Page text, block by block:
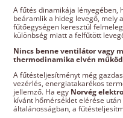
A fűtés dinamikája lényegében,
beáramlik a hideg levegő, mely
fűtőegységen keresztül
különbség miatt a felfűtött
Nincs benne ventilátor vagy
thermodinamika elvén
A fűtésteljesítményt még
vezérlés, energiatakarékos
jellemző. Ha egy Norvég
kívánt hőmérséklet elérése
általánosságban, a